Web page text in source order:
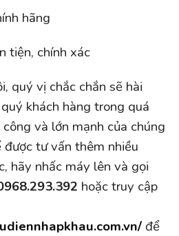
hãng
tiện, chính xác
quý vị chắc chắn sẽ hài
khách hàng trong quá
và lớn mạnh của chúng
tư vấn thêm nhiều
hãy nhấc máy lên và gọi
hoặc truy cập
để